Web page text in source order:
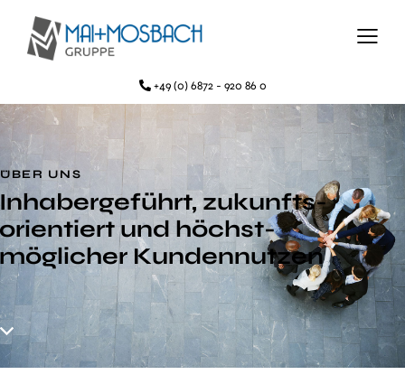
+49 (0) 6872 - 920 86 0
ÜBER UNS
Inhaber­geführt, zukunfts­
orientiert und höchst­
möglicher Kundennutzen